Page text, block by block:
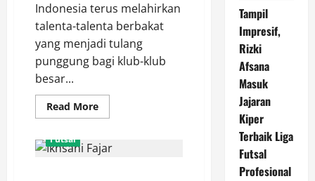
Indonesia terus melahirkan
talenta-talenta berbakat
yang menjadi tulang
punggung bagi klub-klub
besar...
Read MoreRead
more
Rizky
Fauzan,
Futsal
Tampil
Impresif,
Rizki
Afsana
Masuk
Jajaran
Kiper
Terbaik Liga
Futsal
Profesional